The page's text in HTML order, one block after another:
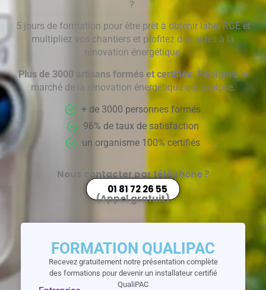
?
5 jours de formation pour être prêt à obtenir label RGE et
multipliez vos chantiers et profitez des aides à la
rénovation énergétique.
Plus de 3000 artisans formés et certifiés.Rejoignez le
marché de la rénovation énergétique qui explose.
+ de 3000 personnes formés
96% de taux de satisfaction
un organisme 100% certifiés
Nous contacter par téléphone ?
01 81 72 26 55
(Appel gratuit)
FORMATION QUALIPAC
Recevez gratuitement notre présentation complète
des formations pour devenir un installateur certifié
QualiPAC